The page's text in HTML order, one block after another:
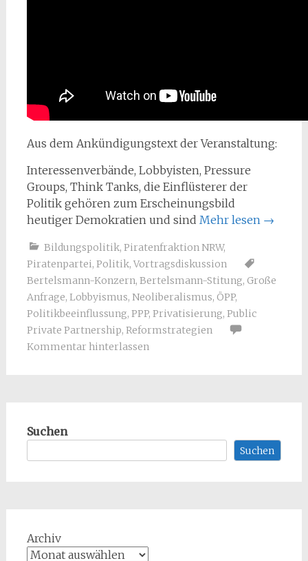
Aus dem Ankündigungstext der Veranstaltung:
Interessenverbände, Lobbyisten, Pressure
Groups, Think Tanks, die Einflüsterer der
Politik gehören zum Erscheinungsbild
heutiger Demokratien und sind Mehr lesen →
Bildungspolitik, Piratenfraktion NRW,
Piratenpartei, Politik, Vortragsdiskussion
Bertelsmann-Konzern, Bertelsmann-Stitung, Große
Anfrage, Lobbyismus, Neoliberalismus, ÖPP,
Politikbeeinflussung, PPP, Privatisierung, Public
Private Partnership, Reformstrategien
Kommentar hinterlassen
Suchen
Suchen
Archiv